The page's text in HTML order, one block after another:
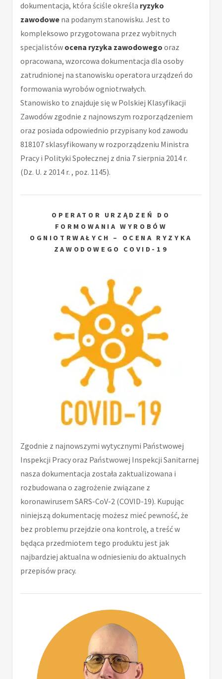
dokumentacja, która ściśle określa ryzyko
zawodowe na podanym stanowisku. Jest to
kompleksowo przygotowana przez wybitnych
specjalistów ocena ryzyka zawodowego oraz
opracowana, wzorcowa dokumentacja dla osoby
zatrudnionej na stanowisku operatora urządzeń do
formowania wyrobów ogniotrwałych.
Stanowisko to znajduje się w Polskiej Klasyfikacji
Zawodów zgodnie z najnowszym rozporządzeniem
oraz posiada odpowiednio przypisany kod zawodu
818107 sklasyfikowany w rozporządzeniu Ministra
Pracy i Polityki Społecznej z dnia 7 sierpnia 2014 r.
(Dz. U. z 2014 r. , poz. 1145).
OPERATOR URZĄDZEŃ DO
FORMOWANIA WYROBÓW
OGNIOTRWAŁYCH – OCENA RYZYKA
ZAWODOWEGO COVID-19
Zgodnie z najnowszymi wytycznymi Państwowej
Inspekcji Pracy oraz Państwowej Inspekcji Sanitarnej
nasza dokumentacja została zaktualizowana i
rozbudowana o zagrożenie związane z
koronawirusem SARS-CoV-2 (COVID-19). Kupując
niniejszą dokumentację możesz mieć pewność, że
bez problemu przejdzie ona kontrolę, a treść w
będąca przedmiotem tego produktu jest jak
najbardziej aktualna w odniesieniu do aktualnych
przepisów pracy.